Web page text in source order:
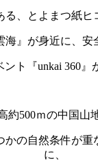
る、とよまつ紙ヒ
海』が身近に、安
ント『unkai 360』
約500ｍの中国山
かの自然条件が重
に、